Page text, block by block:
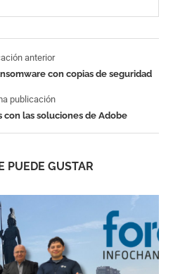
anterior
con copias de seguridad
publicación
con las soluciones de Adobe
PUEDE GUSTAR